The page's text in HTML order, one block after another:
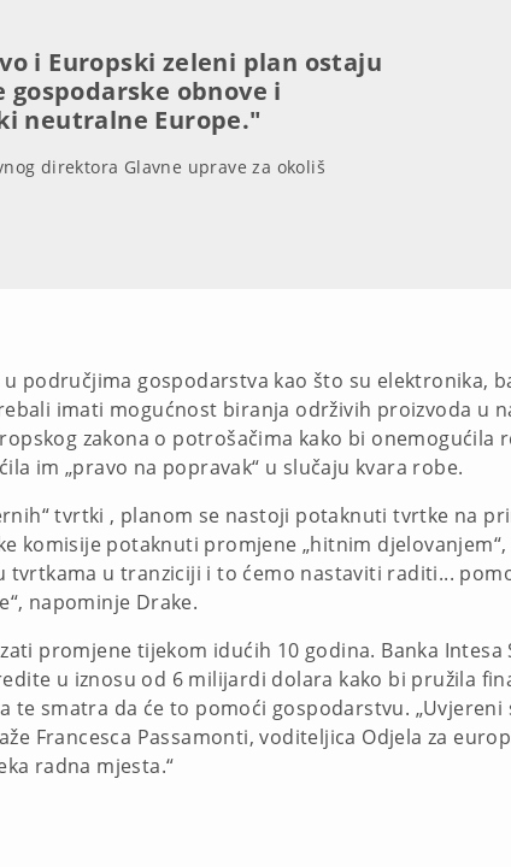
i Europski zeleni plan ostaju
obnove i
neutralne Europe."
direktora Glavne uprave za okoliš
područjima gospodarstva kao što su elektronika,
imati mogućnost biranja održivih proizvoda u
zakona o potrošačima kako bi
im „pravo na popravak“ u slučaju kvara robe.
tvrtki , planom se nastoji potaknuti tvrtke na
komisije potaknuti promjene „hitnim
tvrtkama u tranziciji i to ćemo nastaviti raditi...
napominje Drake.
promjene tijekom idućih 10 godina. Banka
u iznosu od 6 milijardi dolara kako bi pružila
te smatra da će to pomoći gospodarstvu.
Francesca Passamonti, voditeljica Odjela za
radna mjesta.“